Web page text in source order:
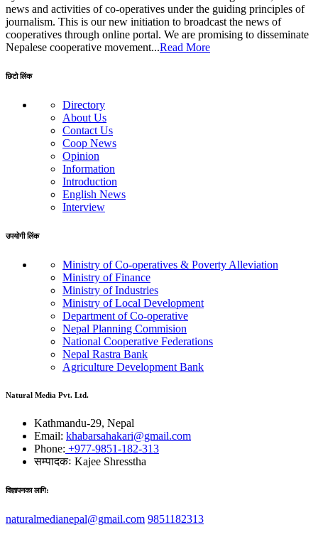
news and activities of co-operatives under the guiding principles of
journalism. This is our new initiation to broadcast the news of
cooperatives through online portal. We are promising to disseminate
Nepalese cooperative movement...Read More
छिटो लिंक
Directory
About Us
Contact Us
Coop News
Opinion
Information
Introduction
English News
Interview
उपयोगी लिंक
Ministry of Co-operatives & Poverty Alleviation
Ministry of Finance
Ministry of Industries
Ministry of Local Development
Department of Co-operative
Nepal Planning Commision
National Cooperative Federations
Nepal Rastra Bank
Agriculture Development Bank
Natural Media Pvt. Ltd.
Kathmandu-29, Nepal
Email: khabarsahakari@gmail.com
Phone: +977-9851-182-313
सम्पादकः Kajee Shresstha
विज्ञापनका लागि:
naturalmedianepal@gmail.com 9851182313